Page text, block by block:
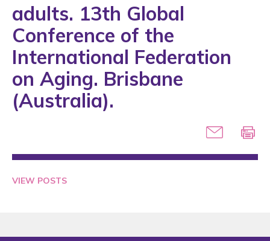
1996
1997
1998
1999
2000
2006
adults. 13th Global
Conference of the
International Federation
on Aging. Brisbane
(Australia).
VIEW POSTS